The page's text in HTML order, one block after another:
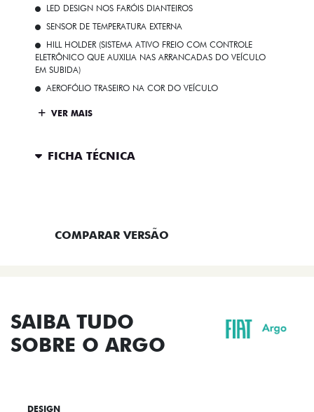
LED DESIGN NOS FARÓIS DIANTEIROS
SENSOR DE TEMPERATURA EXTERNA
HILL HOLDER (SISTEMA ATIVO FREIO COM CONTROLE
ELETRÔNICO QUE AUXILIA NAS ARRANCADAS DO VEÍCULO
EM SUBIDA)
AEROFÓLIO TRASEIRO NA COR DO VEÍCULO
VER MAIS
FICHA TÉCNICA
COMPARAR VERSÃO
SAIBA TUDO
SOBRE O ARGO
DESIGN